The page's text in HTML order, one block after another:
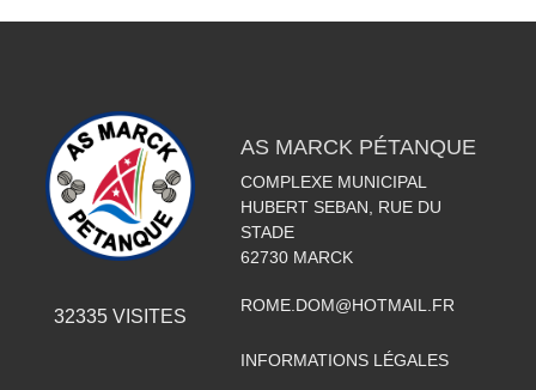
32335VISITES
AS MARCK PÉTANQUE
COMPLEXE MUNICIPAL
HUBERT SEBAN, RUE DU
STADE
62730 MARCK
ROME.DOM@HOTMAIL.FR
INFORMATIONS LÉGALES